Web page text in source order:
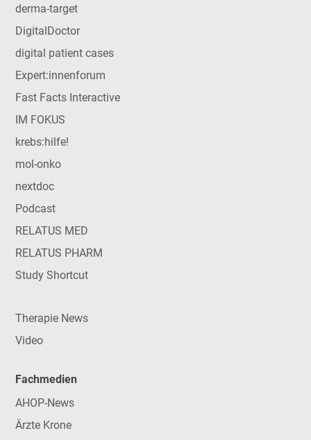
derma-target
DigitalDoctor
digital patient cases
Expert:innenforum
Fast Facts Interactive
IM FOKUS
krebs:hilfe!
mol-onko
nextdoc
Podcast
RELATUS MED
RELATUS PHARM
Study Shortcut
Therapie News
Video
Fachmedien
AHOP-News
Ärzte Krone